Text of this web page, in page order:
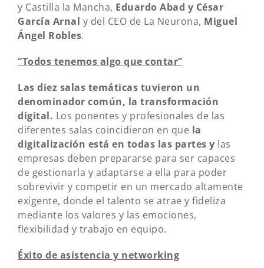
y Castilla la Mancha, Eduardo Abad y César
García Arnal y del CEO de La Neurona, Miguel
Ángel Robles.
“Todos tenemos algo que contar”
Las diez salas temáticas tuvieron un
denominador común, la transformación
digital. Los ponentes y profesionales de las
diferentes salas coincidieron en que la
digitalización está en todas las partes y las
empresas deben prepararse para ser capaces
de gestionarla y adaptarse a ella para poder
sobrevivir y competir en un mercado altamente
exigente, donde el talento se atrae y fideliza
mediante los valores y las emociones,
flexibilidad y trabajo en equipo.
Éxito de asistencia y networking